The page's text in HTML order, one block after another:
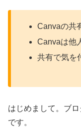
Canvaの共
Canvaは他
共有で気を
はじめまして。ブ
です。